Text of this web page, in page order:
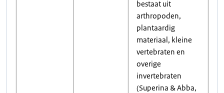
bestaat uit
arthropoden,
plantaardig
materiaal, kleine
vertebraten en
overige
invertebraten
(Superina & Abba,